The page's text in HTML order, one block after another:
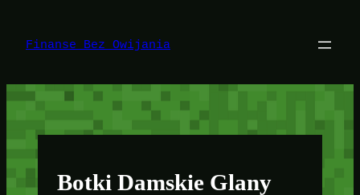
treści
Finanse Bez Owijania
Botki Damskie Glany